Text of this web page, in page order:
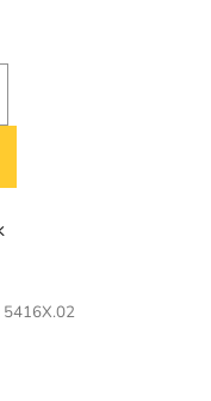
5416X.02